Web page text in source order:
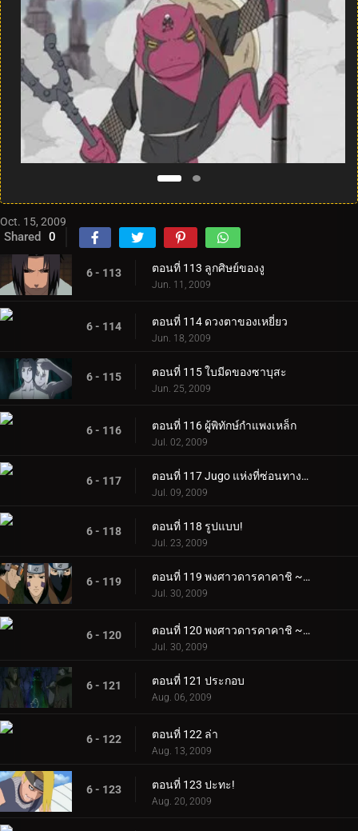
Oct. 15, 2009
Shared 0
6 - 113 ตอนที่ 113 ลูกศิษย์ของงู
Jun. 11, 2009
6 - 114 ตอนที่ 114 ดวงตาของเหยี่ยว
Jun. 18, 2009
6 - 115 ตอนที่ 115 ใบมีดของซาบุสะ
Jun. 25, 2009
6 - 116 ตอนที่ 116 ผู้พิทักษ์กำแพงเหล็ก
Jul. 02, 2009
6 - 117 ตอนที่ 117 Jugo แห่งที่ซ่อนทางตอนเหนือ
Jul. 09, 2009
6 - 118 ตอนที่ 118 รูปแบบ!
Jul. 23, 2009
6 - 119 ตอนที่ 119 พงศาวดารคาคาชิ ~ ชีวิตเด็กผู้ชายในสนามรบ ~ ตอนที่ 1
Jul. 30, 2009
6 - 120 ตอนที่ 120 พงศาวดารคาคาชิ ~ ชีวิตเด็กผู้ชายในสนามรบ ~ ตอนที่ 2
Jul. 30, 2009
6 - 121 ตอนที่ 121 ประกอบ
Aug. 06, 2009
6 - 122 ตอนที่ 122 ล่า
Aug. 13, 2009
6 - 123 ตอนที่ 123 ปะทะ!
Aug. 20, 2009